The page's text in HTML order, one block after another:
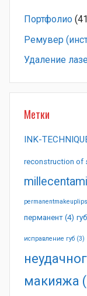
Портфолио
Ремувер
Удаление
Метки
INK-
reconstruction of
permanentmakeuplips
перманент (4)
исправление губ (3)
макияжа